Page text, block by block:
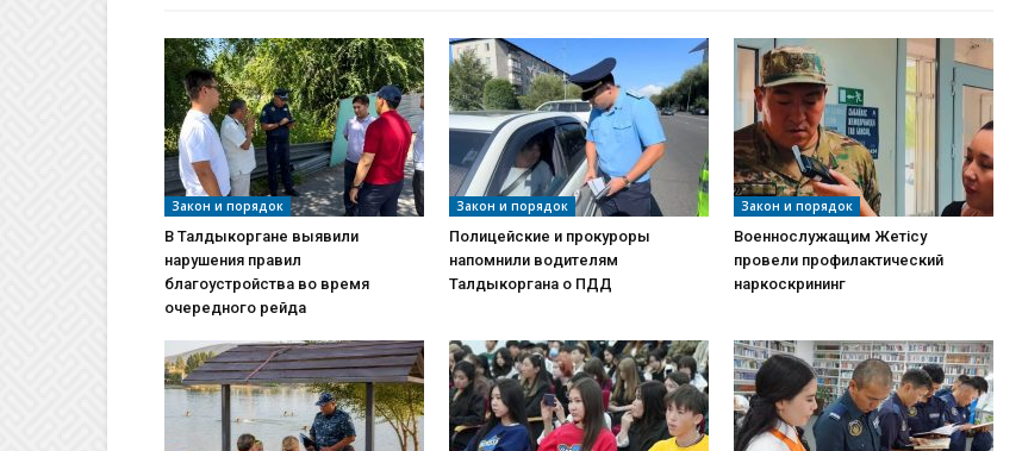
Закон и порядок
В Талдыкоргане выявили
нарушения правил
благоустройства во время
очередного рейда
Закон и порядок
Полицейские и прокуроры
напомнили водителям
Талдыкоргана о ПДД
Закон и порядок
Военнослужащим Жетісу
провели профилактический
наркоскрининг